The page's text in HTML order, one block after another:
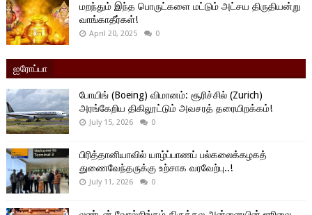
மறந்தும் இந்த பொருட்களை மட்டும் அட்சய திருதியன்று
வாங்காதீர்கள்!
April 20, 2025 0
ஐரோப்பா
போயிங் (Boeing) விமானம்: சூரிச்சில் (Zurich)
அரங்கேறிய திகிலூட்டும் அவசரத் தரையிறக்கம்!
July 15, 2026 0
பிரித்தானியாவில் யாழ்ப்பாணப் பல்கலைக்கழகத்
துணைவேந்தருக்கு உற்சாக வரவேற்பு..!
July 11, 2026 0